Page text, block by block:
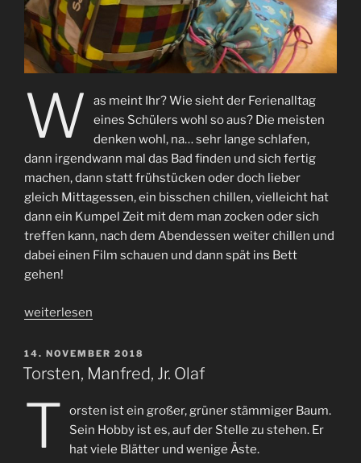
W
as meint Ihr? Wie sieht der Ferienalltag
eines Schülers wohl so aus? Die meisten
denken wohl, na… sehr lange schlafen,
dann irgendwann mal das Bad finden und sich fertig
machen, dann statt frühstücken oder doch lieber
gleich Mittagessen, ein bisschen chillen, vielleicht hat
dann ein Kumpel Zeit mit dem man zocken oder sich
treffen kann, nach dem Abendessen weiter chillen und
dabei einen Film schauen und dann spät ins Bett
gehen!
„Ferienalltag“
weiterlesen
VERÖFFENTLICHT
AM
14. NOVEMBER 2018
Torsten, Manfred, Jr. Olaf
T
orsten ist ein großer, grüner stämmiger Baum.
Sein Hobby ist es, auf der Stelle zu stehen. Er
hat viele Blätter und wenige Äste.